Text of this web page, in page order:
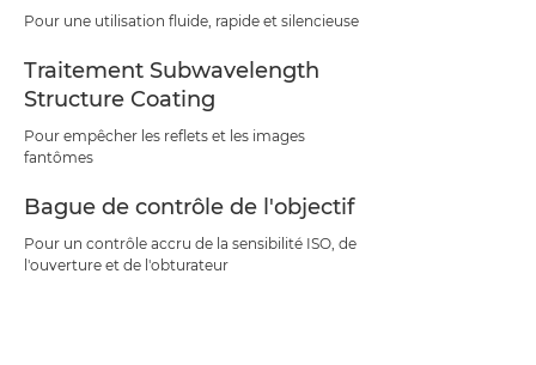
Pour une utilisation fluide, rapide et silencieuse
Traitement Subwavelength
Structure Coating
Pour empêcher les reflets et les images
fantômes
Bague de contrôle de l'objectif
Pour un contrôle accru de la sensibilité ISO, de
l'ouverture et de l'obturateur